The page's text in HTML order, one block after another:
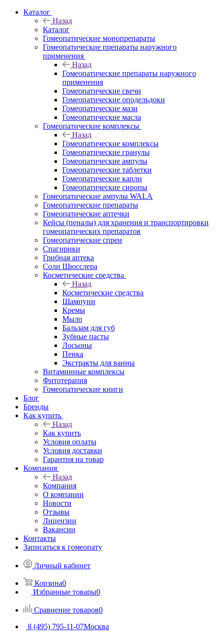
Каталог
Назад
Каталог
Гомеопатические монопрепараты
Гомеопатические препараты наружного
применения
Назад
Гомеопатические препараты наружного
применения
Гомеопатические свечи
Гомеопатические оподельдоки
Гомеопатические мази
Гомеопатические масла
Гомеопатические комплексы
Назад
Гомеопатические комплексы
Гомеопатические гранулы
Гомеопатические ампулы
Гомеопатические таблетки
Гомеопатические капли
Гомеопатические сиропы
Гомеопатические ампулы WALA
Гомеопатические препараты
Гомеопатические аптечки
Кейсы (пеналы) для хранения и транспортировки
гомеопатических препаратов
Гомеопатические спреи
Спагирики
Грибная аптека
Соли Шюсслера
Косметические средства
Назад
Косметические средства
Шампуни
Кремы
Мыло
Бальзам для губ
Зубные пасты
Лосьоны
Пенка
Экстракты для ванны
Витаминные комплексы
Фитотерапия
Гомеопатические книги
Блог
Бренды
Как купить
Назад
Как купить
Условия оплаты
Условия доставки
Гарантия на товар
Компания
Назад
Компания
О компании
Новости
Отзывы
Лицензии
Вакансии
Контакты
Записаться к гомеопату
Личный кабинет
Корзина0
Избранные товары0
Сравнение товаров0
8 (495) 795-11-07Москва